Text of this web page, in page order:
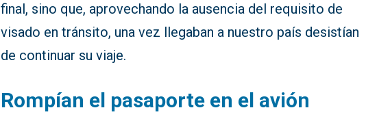
final, sino que, aprovechando la ausencia del requisito de
visado en tránsito, una vez llegaban a nuestro país desistían
de continuar su viaje.
Rompían el pasaporte en el avión